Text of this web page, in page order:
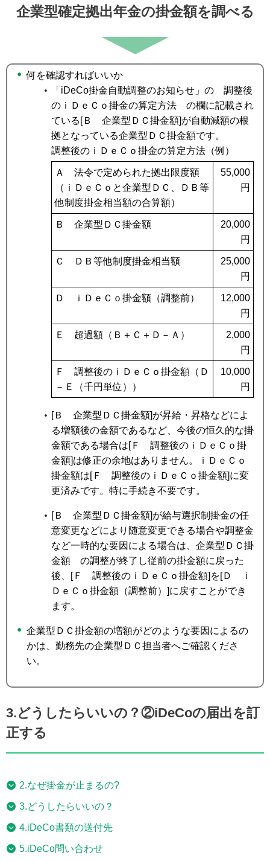
企業型確定拠出年金の掛金額を調べる
何を確認すればいいか
「iDeCo掛金自動調整のお知らせ」の 調整後
のｉＤｅＣｏ掛金の算定方法 の欄に記載され
ている[Ｂ 企業型ＤＣ掛金額]が自動減額の根
拠となっている企業型ＤＣ掛金額です。
調整後のｉＤｅＣｏ掛金の算定方法（例）
Ａ 法令で定められた拠出限度額
（ｉＤｅＣｏと企業型ＤＣ、ＤＢ等
他制度掛金相当額の合算額）
55,000
円
Ｂ 企業型ＤＣ掛金額
20,000
円
Ｃ ＤＢ等他制度掛金相当額
25,000
円
Ｄ ｉＤｅＣｏ掛金額（調整前）
12,000
円
Ｅ 超過額（Ｂ＋Ｃ＋Ｄ－Ａ）
2,000
円
Ｆ 調整後のｉＤｅＣｏ掛金額（Ｄ
－Ｅ（千円単位））
10,000
円
[Ｂ 企業型ＤＣ掛金額]が昇給・昇格などによ
る増額後の金額であるなど、今後の恒久的な掛
金額である場合は[Ｆ 調整後のｉＤｅＣｏ掛
金額]は修正の余地はありません。ｉＤｅＣｏ
掛金額は[Ｆ 調整後のｉＤｅＣｏ掛金額]に変
更済みです。特に手続き不要です。
[Ｂ 企業型ＤＣ掛金額]が給与選択制掛金の任
意変更などにより随意変更できる場合や調整金
など一時的な要因による場合は、企業型ＤＣ掛
金額 の調整が終了し従前の掛金額に戻った
後、[Ｆ 調整後のｉＤｅＣｏ掛金額]を[Ｄ ｉ
ＤｅＣｏ掛金額（調整前）]に戻すことができ
ます。
企業型ＤＣ掛金額の増額がどのような要因によるの
かは、勤務先の企業型ＤＣ担当者へご確認くださ
い。
3.どうしたらいいの？②iDeCoの届出を訂
正する
2.なぜ掛金が止まるの?
3.どうしたらいいの？
4.iDeCo書類の送付先
5.iDeCo問い合わせ